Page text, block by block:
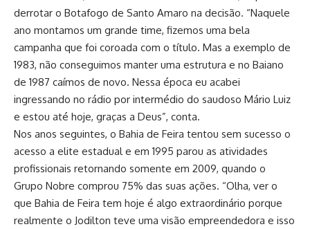
derrotar o Botafogo de Santo Amaro na decisão. “Naquele
ano montamos um grande time, fizemos uma bela
campanha que foi coroada com o título. Mas a exemplo de
1983, não conseguimos manter uma estrutura e no Baiano
de 1987 caímos de novo. Nessa época eu acabei
ingressando no rádio por intermédio do saudoso Mário Luiz
e estou até hoje, graças a Deus”, conta.
Nos anos seguintes, o Bahia de Feira tentou sem sucesso o
acesso a elite estadual e em 1995 parou as atividades
profissionais retornando somente em 2009, quando o
Grupo Nobre comprou 75% das suas ações. “Olha, ver o
que Bahia de Feira tem hoje é algo extraordinário porque
realmente o Jodilton teve uma visão empreendedora e isso